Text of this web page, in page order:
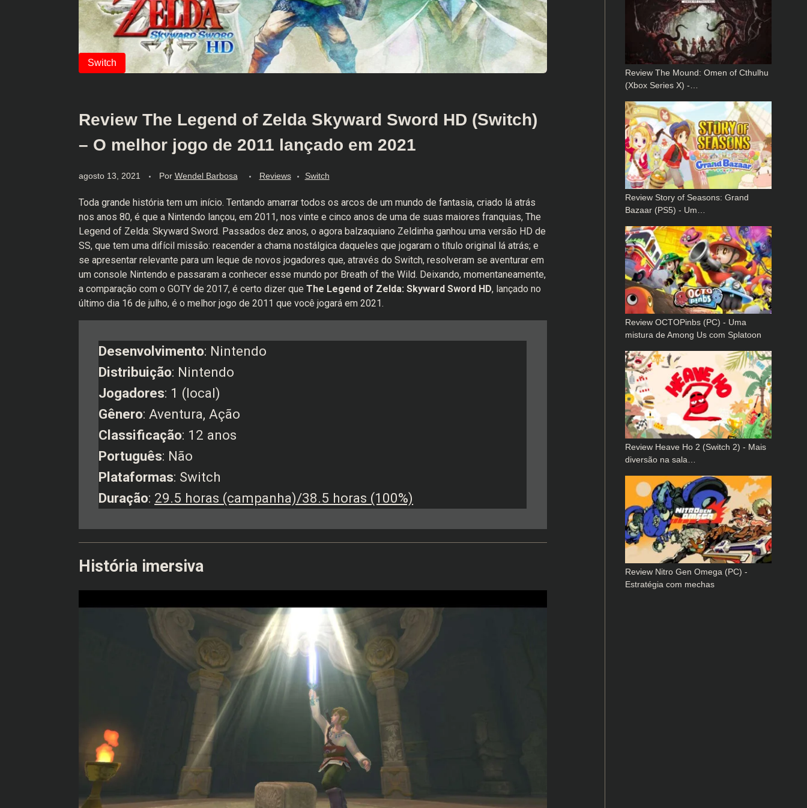
Review The Legend of Zelda Skyward Sword HD (Switch)
– O melhor jogo de 2011 lançado em 2021
agosto 13, 2021 Por Wendel Barbosa Reviews Switch
Toda grande história tem um início. Tentando amarrar todos os arcos de um mundo de fantasia, criado lá atrás
nos anos 80, é que a Nintendo lançou, em 2011, nos vinte e cinco anos de uma de suas maiores franquias, The
Legend of Zelda: Skyward Sword. Passados dez anos, o agora balzaquiano Zeldinha ganhou uma versão HD de
SS, que tem uma difícil missão: reacender a chama nostálgica daqueles que jogaram o título original lá atrás; e
se apresentar relevante para um leque de novos jogadores que, através do Switch, resolveram se aventurar em
um console Nintendo e passaram a conhecer esse mundo por Breath of the Wild. Deixando, momentaneamente,
a comparação com o GOTY de 2017, é certo dizer que The Legend of Zelda: Skyward Sword HD, lançado no
último dia 16 de julho, é o melhor jogo de 2011 que você jogará em 2021.
Desenvolvimento: Nintendo
Distribuição: Nintendo
Jogadores: 1 (local)
Gênero: Aventura, Ação
Classificação: 12 anos
Português: Não
Plataformas: Switch
Duração: 29.5 horas (campanha)/38.5 horas (100%)
História imersiva
Review The Mound: Omen of Cthulhu
(Xbox Series X) -…
Review Story of Seasons: Grand
Bazaar (PS5) - Um…
Review OCTOPinbs (PC) - Uma
mistura de Among Us com Splatoon
Review Heave Ho 2 (Switch 2) - Mais
diversão na sala…
Review Nitro Gen Omega (PC) -
Estratégia com mechas